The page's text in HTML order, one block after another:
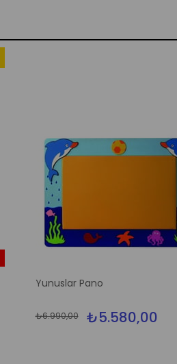
Yunuslar Pano
₺5.580,00
₺6.990,00